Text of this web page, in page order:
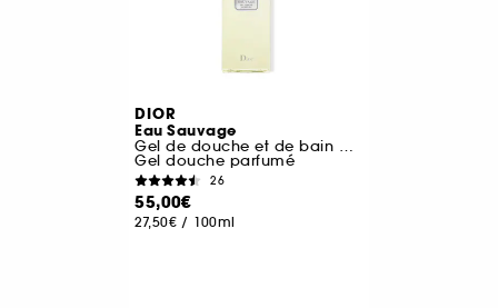
DIOR
Eau Sauvage
Gel de douche et de bain pour homme
Gel douche parfumé
26
55,00€
27,50€ / 100ml